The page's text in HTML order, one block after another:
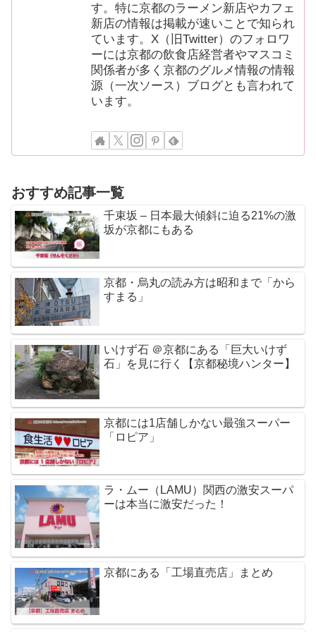
す。特に京都のラーメン新店やカフェ
新店の情報は掲載が速いことで知られ
ています。X（旧Twitter）のフォロワ
ーには京都の飲食店経営者やマスコミ
関係者が多く京都のグルメ情報の情報
源（一次ソース）ブログとも言われて
います。
おすすめ記事一覧
千束坂 – 日本最大傾斜に迫る21%の激
坂が京都にもある
京都・烏丸の読み方は昭和まで「から
すまる」
いけず石 ＠京都にある「巨大いけず
石」を見に行く【京都秘境ハンター】
京都には1店舗しかない最強スーパー
「ロピア」
ラ・ムー（LAMU）関西の激安スーパ
ーは本当に激安だった！
京都にある「工場直売店」まとめ